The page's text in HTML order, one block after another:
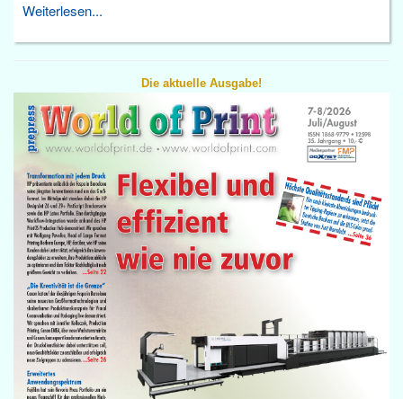
Weiterlesen...
Die aktuelle Ausgabe!